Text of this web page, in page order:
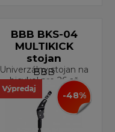
BBB BKS-04
MULTIKICK
stojan
Univerzálny stojan na
bicykel pre 26 až
BBB
-48%